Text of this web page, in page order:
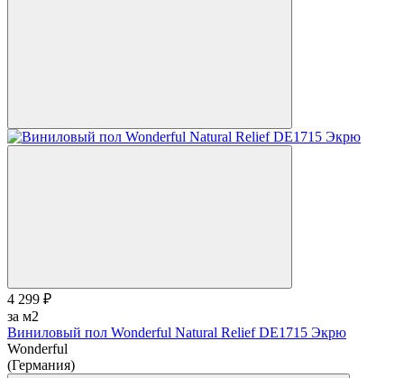
4 299 ₽
за м2
Виниловый пол Wonderful Natural Relief DE1715 Экрю
Wonderful
(Германия)